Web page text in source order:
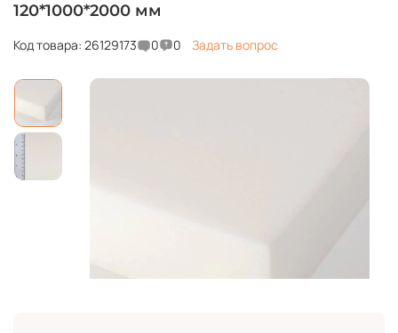
120*1000*2000 мм
Код товара: 26129173 0 0 Задать вопрос